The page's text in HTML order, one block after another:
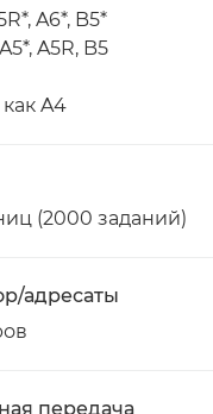
A6*, B5*
A5R, B5
A4
(2000 заданий)
адресаты
передача